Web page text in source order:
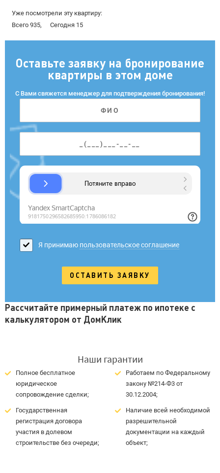
Уже посмотрели эту квартиру:
Всего 935,
Сегодня 15
Оставьте заявку на бронирование
квартиры в этом доме
С Вами свяжется менеджер для подтверждения бронирования!
Я принимаю пользовательское соглашение
Рассчитайте примерный платеж по ипотеке с
калькулятором от ДомКлик
Наши гарантии
Полное бесплатное
юридическое
сопровождение сделки;
Государственная
регистрация договора
участия в долевом
строительстве без очереди;
Работаем по Федеральному
закону №214-Ф3 от
30.12.2004;
Наличие всей необходимой
разрешительной
документации на каждый
объект;